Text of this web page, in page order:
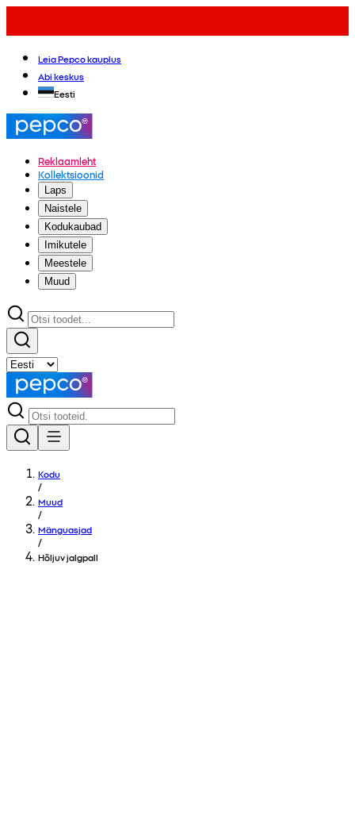
Leia Pepco kauplus
Abi keskus
Eesti
Reklaamleht
Kollektsioonid
Laps
Naistele
Kodukaubad
Imikutele
Meestele
Muud
Kodu
/
Muud
/
Mänguasjad
/
Hõljuv jalgpall